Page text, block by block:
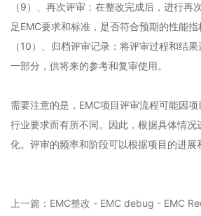
（9）、 再次评审：在整改完成后，进行再
足EMC要求和标准，是否符合预期的性能指
（10）、 归档评审记录：将评审过程和结
一部分，供将来的参考和复审使用。
需要注意的是，EMC项目评审流程可能因
行业要求而有所不同。因此，根据具体情况
化。评审的频率和阶段可以根据项目的进展
上一篇： EMC整改 - EMC debug - EMC